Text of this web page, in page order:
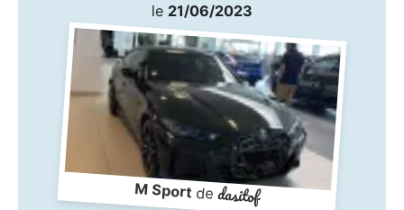
le 21/06/2023
M Sportdedasitof